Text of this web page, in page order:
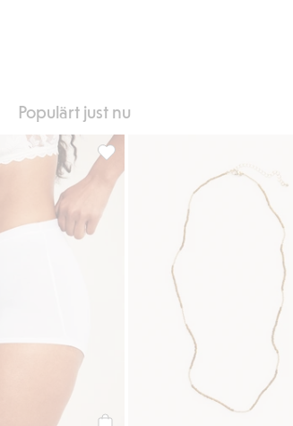
Populärt just nu
Lägg till i favoriterBoxertrosor i bomull 3-pack,